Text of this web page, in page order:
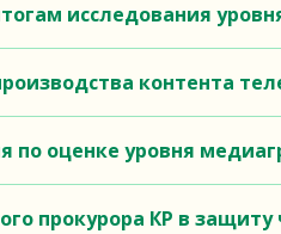
исследования
контента
по оценке уровня
прокурора КР в